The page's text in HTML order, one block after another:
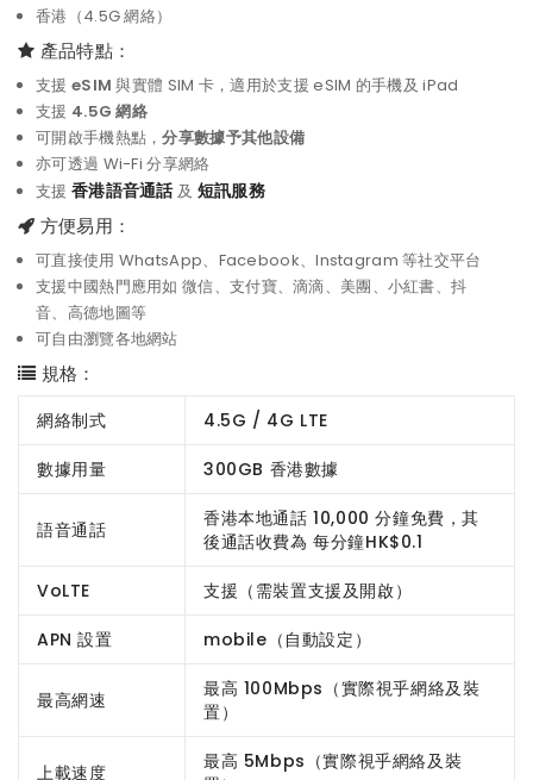
香港（4.5G 網絡）
產品特點：
支援 eSIM 與實體 SIM 卡，適用於支援 eSIM 的手機及 iPad
支援 4.5G 網絡
可開啟手機熱點，分享數據予其他設備
亦可透過 Wi-Fi 分享網絡
支援 香港語音通話及 短訊服務
方便易用：
可直接使用 WhatsApp、Facebook、Instagram 等社交平台
支援中國熱門應用如 微信、支付寶、滴滴、美團、小紅書、抖
音、高德地圖等
可自由瀏覽各地網站
規格：
網絡制式 4.5G / 4G LTE
數據用量 300GB 香港數據
語音通話
香港本地通話 10,000 分鐘免費，其
後通話收費為 每分鐘HK$0.1
VoLTE 支援（需裝置支援及開啟）
APN 設置 mobile（自動設定）
最高網速
最高 100Mbps（實際視乎網絡及裝
置）
上載速度
最高 5Mbps（實際視乎網絡及裝